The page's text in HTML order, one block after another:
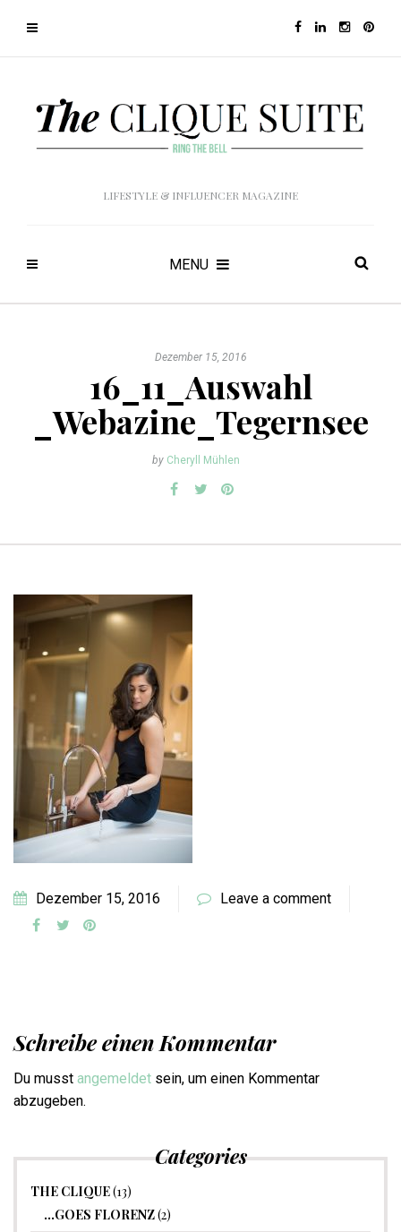
LIFESTYLE & INFLUENCER MAGAZINE
MENU
Dezember 15, 2016
16_11_Auswahl
_Webazine_Tegernsee
by Cheryll Mühlen
Dezember 15, 2016 Leave a comment
Schreibe einen Kommentar
Du musst angemeldet sein, um einen Kommentar
abzugeben.
Categories
THE CLIQUE(13)
…GOES FLORENZ(2)